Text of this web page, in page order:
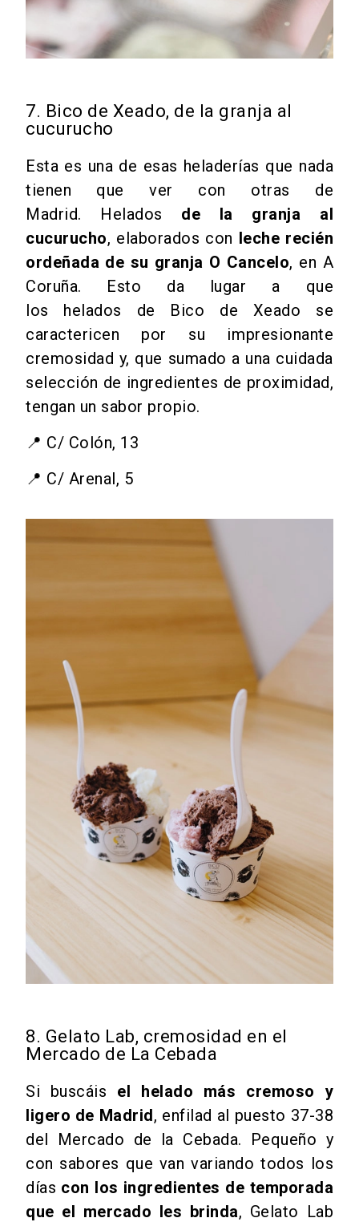
7. Bico de Xeado, de la granja al
cucurucho
Esta es una de esas heladerías que nada
tienen que ver con otras de
Madrid.
Helados
de la granja al
cucurucho, elaborados con
leche recién
ordeñada de su granja O Cancelo, en A
Coruña. Esto da lugar a que
los helados de Bico de Xeado se
caractericen por su impresionante
cremosidad y, que sumado a una cuidada
selección de ingredientes de proximidad,
tengan un sabor propio.
📍 C/ Colón, 13
📍 C/ Arenal, 5
8. Gelato Lab, cremosidad en el
Mercado de La Cebada
Si buscáis el helado más cremoso y
ligero de Madrid, enfilad al puesto 37-38
del Mercado de la Cebada. Pequeño y
con sabores que van variando todos los
días con los ingredientes de temporada
que el mercado les brinda, Gelato Lab